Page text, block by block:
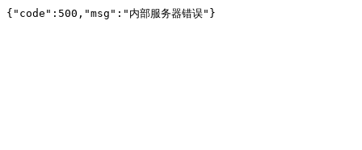
{"code":500,"msg":"内部服务器错误"}